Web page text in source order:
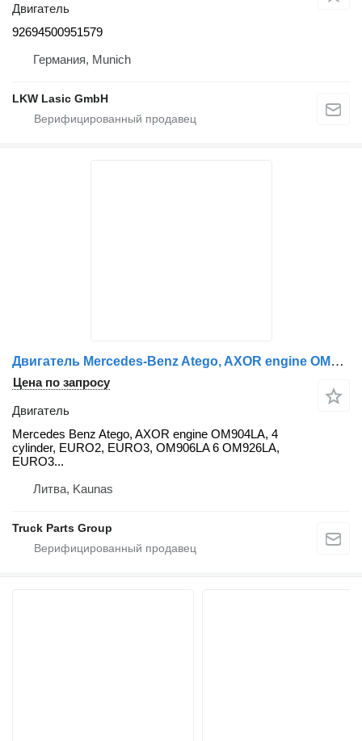
Двигатель
92694500951579
Германия, Munich
LKW Lasic GmbH
Двигатель Mercedes-Benz Atego, AXOR engine OM904LA, 4 cylinder, EURO2, EURO3, OM906LA EU Mercedes для тягача Mercedes-Benz Atego, Axor
Цена по запросу
Двигатель
Mercedes Benz Atego, AXOR engine OM904LA, 4
cylinder, EURO2, EURO3, OM906LA 6 OM926LA,
EURO3...
Литва, Kaunas
Truck Parts Group